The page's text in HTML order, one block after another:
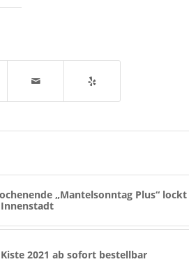
„Mantelsonntag Plus“
2021 ab sofort bestellbar